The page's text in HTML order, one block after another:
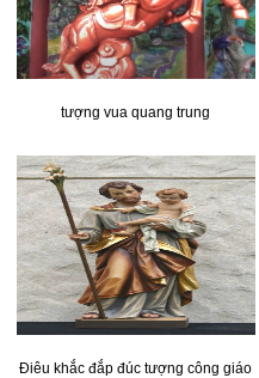
tượng vua quang trung
Điêu khắc đắp đúc tượng công giáo